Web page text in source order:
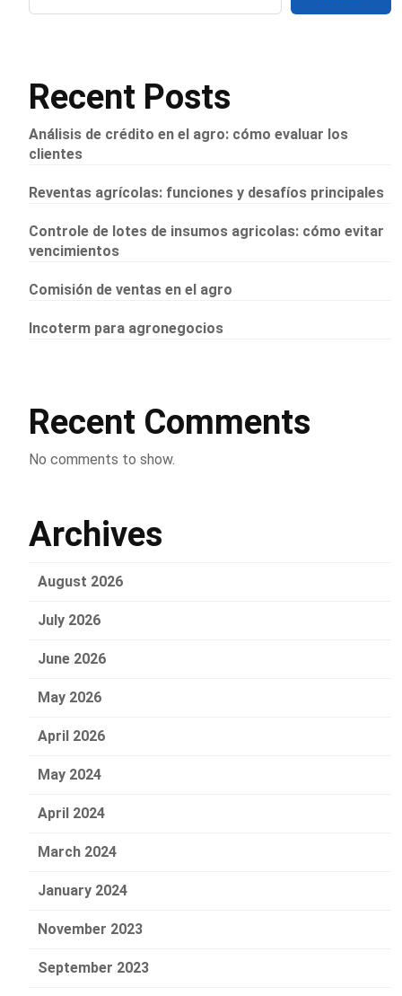
Recent Posts
Análisis de crédito en el agro: cómo evaluar los
clientes
Reventas agrícolas: funciones y desafíos principales
Controle de lotes de insumos agricolas: cómo evitar
vencimientos
Comisión de ventas en el agro
Incoterm para agronegocios
Recent Comments
No comments to show.
Archives
August 2026
July 2026
June 2026
May 2026
April 2026
May 2024
April 2024
March 2024
January 2024
November 2023
September 2023